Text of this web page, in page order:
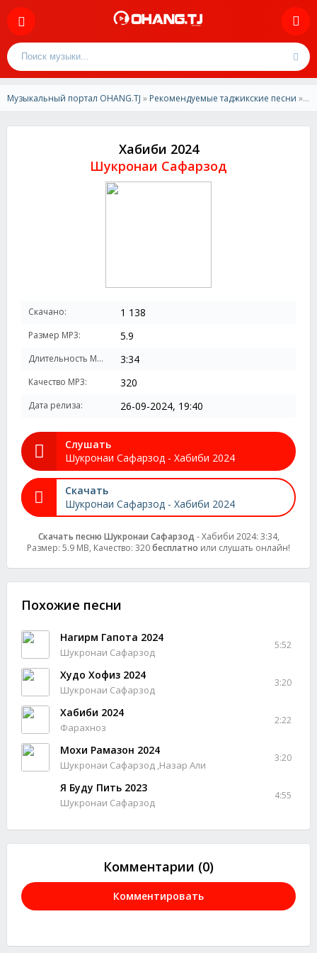
Музыкальный портал OHANG.TJ » Рекомендуемые таджикские песни » Шукронаи Сафарзод - Хабиби 2024
Хабиби 2024
Шукронаи Сафарзод
Скачано: 1 138
Размер MP3: 5.9
Длительность MP3: 3:34
Качество MP3: 320
Дата релиза: 26-09-2024, 19:40
Слушать
Шукронаи Сафарзод - Хабиби 2024
Скачать
Шукронаи Сафарзод - Хабиби 2024
Скачать песню Шукронаи Сафарзод - Хабиби 2024: 3:34,
Размер: 5.9 MB, Качество: 320бесплатно или слушать онлайн!
Похожие песни
Нагирм Гапота 2024
Шукронаи Сафарзод
5:52
Худо Хофиз 2024
Шукронаи Сафарзод
3:20
Хабиби 2024
Фарахноз
2:22
Мохи Рамазон 2024
Шукронаи Сафарзод ,Назар Али
3:20
Я Буду Пить 2023
Шукронаи Сафарзод
4:55
Комментарии (0)
Комментировать